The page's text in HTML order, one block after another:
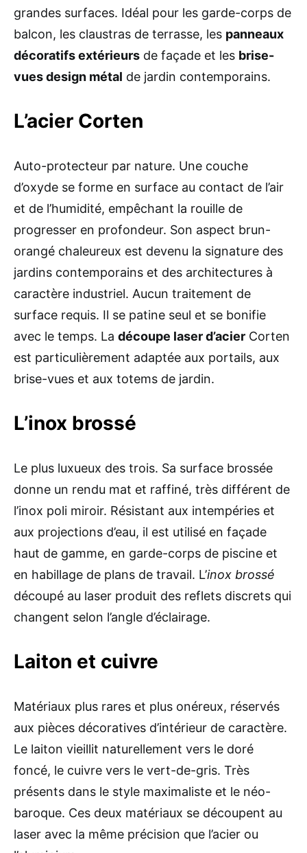
grandes surfaces. Idéal pour les garde-corps de
balcon, les claustras de terrasse, les panneaux
décoratifs extérieurs de façade et les brise-
vues design métal de jardin contemporains.
L’acier Corten
Auto-protecteur par nature. Une couche
d’oxyde se forme en surface au contact de l’air
et de l’humidité, empêchant la rouille de
progresser en profondeur. Son aspect brun-
orangé chaleureux est devenu la signature des
jardins contemporains et des architectures à
caractère industriel. Aucun traitement de
surface requis. Il se patine seul et se bonifie
avec le temps. La découpe laser d’acier Corten
est particulièrement adaptée aux portails, aux
brise-vues et aux totems de jardin.
L’inox brossé
Le plus luxueux des trois. Sa surface brossée
donne un rendu mat et raffiné, très différent de
l’inox poli miroir. Résistant aux intempéries et
aux projections d’eau, il est utilisé en façade
haut de gamme, en garde-corps de piscine et
en habillage de plans de travail. L’inox brossé
découpé au laser produit des reflets discrets qui
changent selon l’angle d’éclairage.
Laiton et cuivre
Matériaux plus rares et plus onéreux, réservés
aux pièces décoratives d’intérieur de caractère.
Le laiton vieillit naturellement vers le doré
foncé, le cuivre vers le vert-de-gris. Très
présents dans le style maximaliste et le néo-
baroque. Ces deux matériaux se découpent au
laser avec la même précision que l’acier ou